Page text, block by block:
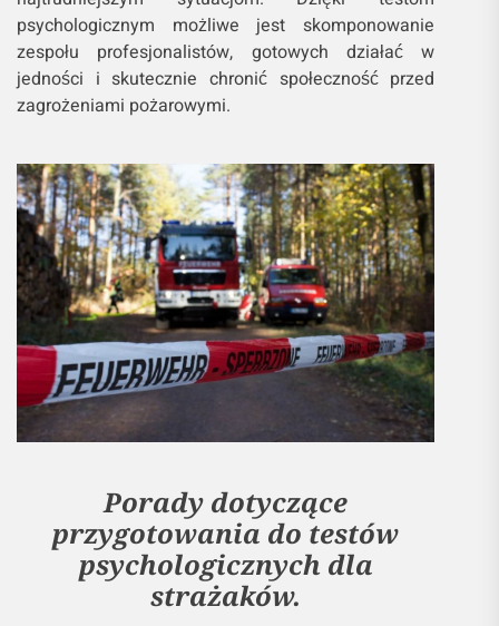
psychologicznym możliwe jest skomponowanie
zespołu profesjonalistów, gotowych działać w
jedności i skutecznie chronić społeczność przed
zagrożeniami pożarowymi.
Porady dotyczące
przygotowania do testów
psychologicznych dla
strażaków.